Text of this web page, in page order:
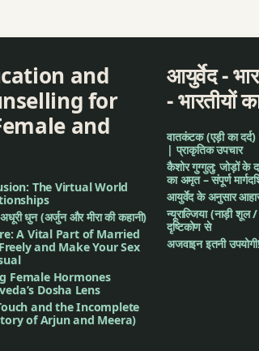
and
for
and
The Virtual World
धुन (अर्जुन और मीरा की कहानी)
A Vital Part of Married
and Make Your Sex
Female Hormones
Dosha Lens
and the Incomplete
of Arjun and Meera)
आयुर्वेद -
- भारतीयों
वातकंटक (एड़ी का दर्द)
| प्राकृतिक उपचार
कैशोर गुग्गुलु: जोड़ों के
का अमृत – संपूर्ण
आयुर्वेद के अनुसार आहार
न्यूराल्जिया (नाड़ी शूल
दृष्टिकोण से
अजवाइन इतनी